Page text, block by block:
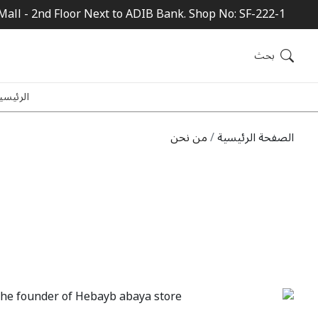
- 2nd Floor Next to ADIB Bank. Shop No: SF-222-1
بحث
الصفحة الرئيسية من نحن